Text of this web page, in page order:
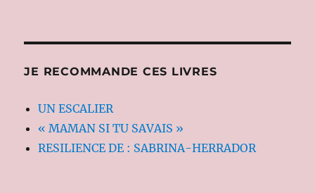
JE RECOMMANDE CES LIVRES
UN ESCALIER
« MAMAN SI TU SAVAIS »
RESILIENCE DE : SABRINA-HERRADOR